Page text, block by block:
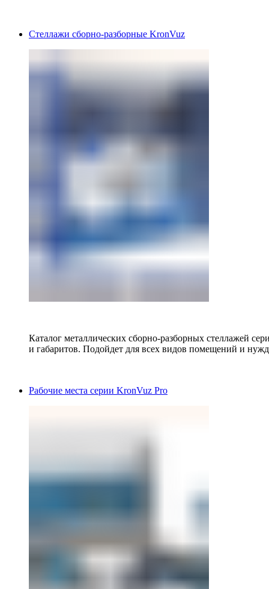
Стеллажи сборно-разборные KronVuz
Каталог металлических сборно-разборных стеллажей
и габаритов. Подойдет для всех видов помещений и
Рабочие места серии KronVuz Pro